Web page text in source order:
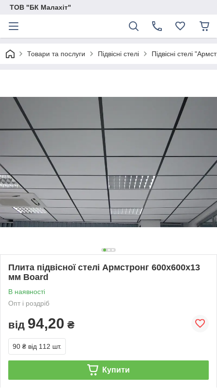
ТОВ "БК Малахіт"
Товари та послуги Підвісні стелі Підвісні стелі
Плита підвісної стелі Армстронг 600x600х13
мм Board
В наявності
Опт і роздріб
від 94,20 ₴
90 ₴ від 112 шт.
Купити